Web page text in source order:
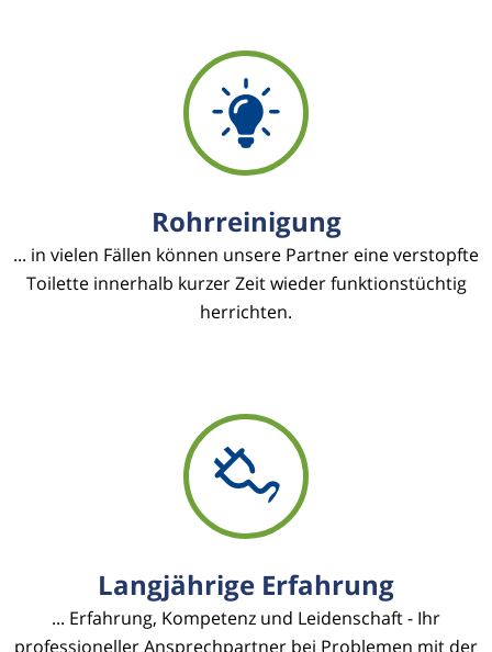
Rohrreinigung
... in vielen Fällen können unsere Partner eine verstopfte
Toilette innerhalb kurzer Zeit wieder funktionstüchtig
herrichten.
Langjährige Erfahrung
... Erfahrung, Kompetenz und Leidenschaft - Ihr
professioneller Ansprechpartner bei Problemen mit der